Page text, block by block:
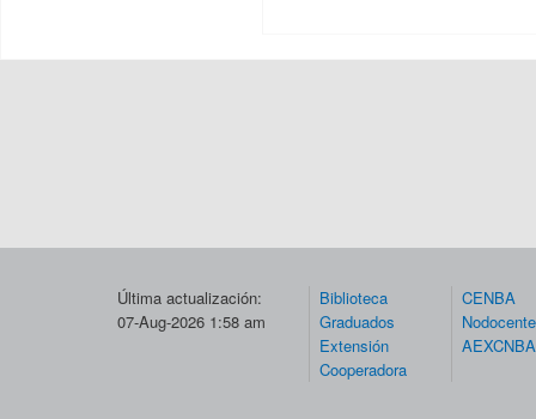
Última actualización:
07-Aug-2026 1:58 am
Biblioteca
Graduados
Extensión
Cooperadora
CENBA
AEXCNBA